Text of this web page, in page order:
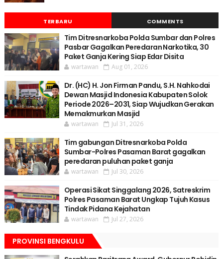
TERBARU COMMENTS
Tim Ditresnarkoba Polda Sumbar dan Polres
Pasbar Gagalkan Peredaran Narkotika, 30
Paket Ganja Kering Siap Edar Disita
wartawan Aug 01, 2026
Dr. (HC) H. Jon Firman Pandu, S.H. Nahkodai
Dewan Masjid Indonesia Kabupaten Solok
Periode 2026–2031, Siap Wujudkan Gerakan
Memakmurkan Masjid
wartawan Jul 31, 2026
Tim gabungan Ditresnarkoba Polda
Sumbar-Polres Pasaman Barat gagalkan
peredaran puluhan paket ganja
wartawan Jul 30, 2026
Operasi Sikat Singgalang 2026, Satreskrim
Polres Pasaman Barat Ungkap Tujuh Kasus
Tindak Pidana Kejahatan
wartawan Jul 27, 2026
PROVINSI BENGKULU